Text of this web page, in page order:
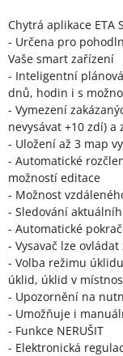
Chytrá aplikace ETA
- Určena pro
Vaše smart zařízení
- Inteligentní
dnů, hodin i s
- Vymezení
nevysávat +10 zdí)
- Uložení až 3 map
- Automatické
možností editace
- Možnost
- Sledování
- Automatické
- Vysavač lze
- Volba režimu
úklid, úklid v
- Upozornění na
- Umožňuje i
- Funkce NERUŠIT
- Elektronická